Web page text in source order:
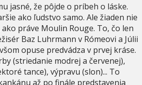
jasné, že pôjde o príbeh o láske.
ako ľudstvo samo. Ale žiaden nie
práve Moulin Rouge. To, čo len
Baz Luhrmann v Rómeovi a Júlii
opuse predvádza v prvej kráse.
(striedanie modrej a červenej),
tance), výpravu (slon)... To
až po finále predstavenia